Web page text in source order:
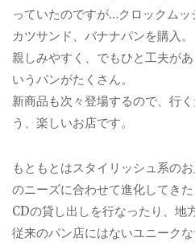
っていたのですが…クロックムッ
カツサンド、バナナパンを購入。
親しみやすく、でもひと工夫が
いうパンがたくさん。
新商品も次々登場するので、行
う、楽しいお店です。
もともとはスタイリッシュ系の
のニーズに合わせて進化してきた
CDの貸し出しを行なったり、地
従来のパン店にはないユニーク